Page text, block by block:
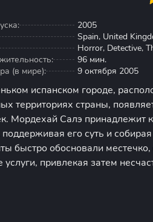
2005
Spain, United
Horror, Detective,
96 мин.
(в мире):
9 октября 2005
испанском городе,
территориях страны,
Мордехай Салэ принадлежит
поддерживая его суть и
быстро обосновали
услуги, привлекая затем